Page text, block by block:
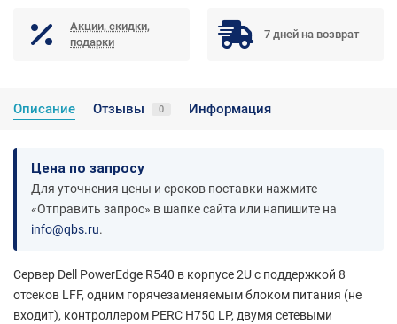
Акции, скидки,
подарки
7 дней на возврат
Описание Отзывы 0 Информация
Цена по запросу
Для уточнения цены и сроков поставки нажмите
«Отправить запрос» в шапке сайта или напишите на
info@qbs.ru.
Сервер Dell PowerEdge R540 в корпусе 2U с поддержкой 8
отсеков LFF, одним горячезаменяемым блоком питания (не
входит), контроллером PERC H750 LP, двумя сетевыми